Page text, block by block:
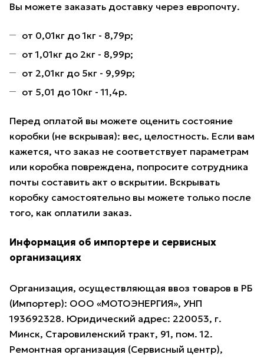
Вы можете заказать доставку через европочту.
от 0,01кг до 1кг - 8,79р;
от 1,01кг до 2кг - 8,99р;
от 2,01кг до 5кг - 9,99р;
от 5,01 до 10кг - 11,4р.
Перед оплатой вы можете оценить состояние
коробки (не вскрывая): вес, целостность. Если вам
кажется, что заказ не соответствует параметрам
или коробка повреждена, попросите сотрудника
почты составить акт о вскрытии. Вскрывать
коробку самостоятельно вы можете только после
того, как оплатили заказ.
Информация об импортере и сервисных
организациях
Организация, осуществляющая ввоз товаров в РБ
(Импортер): ООО «МОТОЭНЕРГИЯ», УНП
193692328. Юридический адрес: 220053, г.
Минск, Старовиленский тракт, 91, пом. 12.
Ремонтная организация (Сервисный центр),